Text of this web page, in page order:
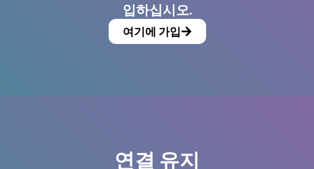
입하십시오.
여기에 가입
연결 유지